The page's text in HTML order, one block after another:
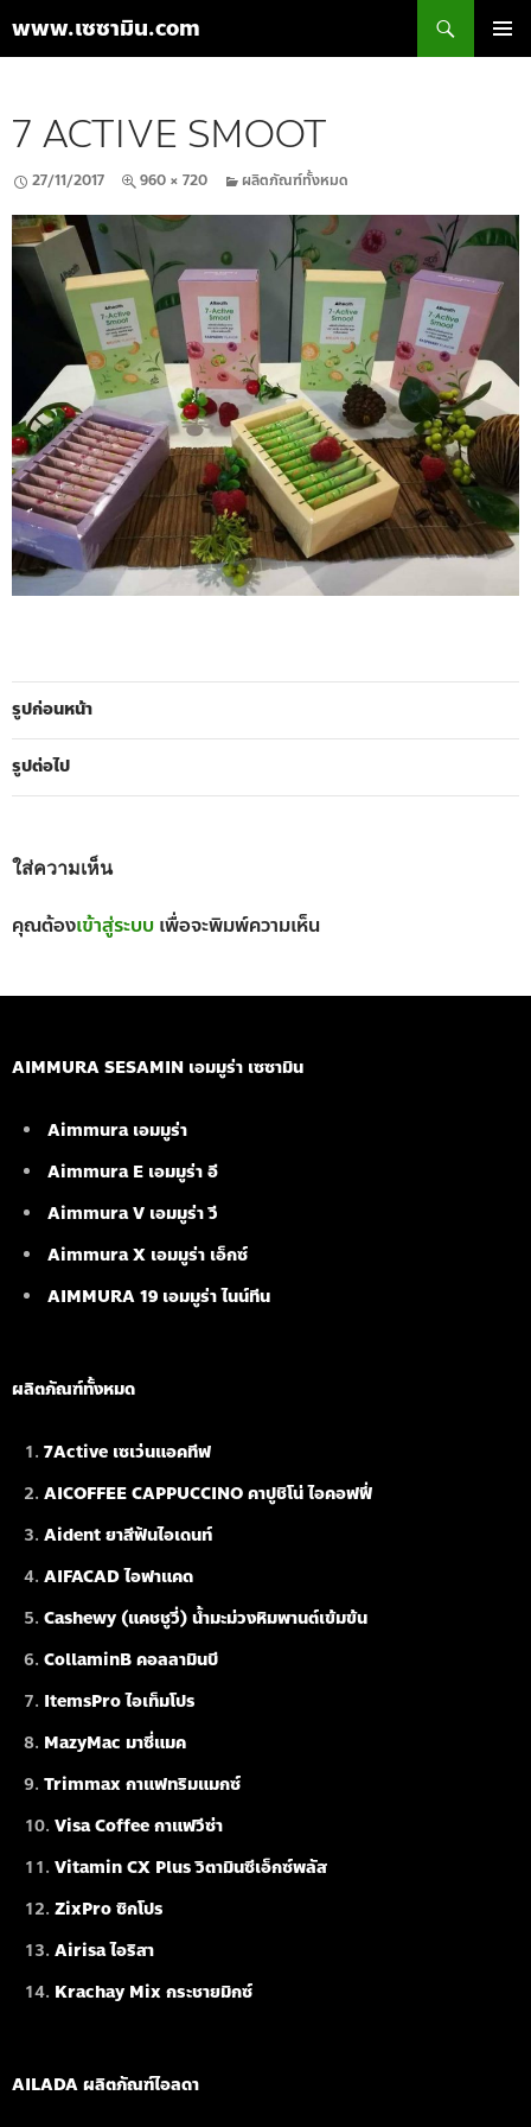
www.เซซามิน.com
เนื้อหา
7 ACTIVE SMOOT
27/11/2017 960 × 720 ผลิตภัณฑ์ทั้งหมด
รูปก่อนหน้า
รูปต่อไป
ใส่ความเห็น
คุณต้องเข้าสู่ระบบ เพื่อจะพิมพ์ความเห็น
AIMMURA SESAMIN เอมมูร่า เซซามิน
Aimmura เอมมูร่า
Aimmura E เอมมูร่า อี
Aimmura V เอมมูร่า วี
Aimmura X เอมมูร่า เอ็กซ์
AIMMURA 19 เอมมูร่า ไนน์ทีน
ผลิตภัณฑ์ทั้งหมด
7Active เซเว่นแอคทีฟ
AICOFFEE CAPPUCCINO คาปูชิโน่ ไอคอฟฟี่
Aident ยาสีฟันไอเดนท์
AIFACAD ไอฟาแคด
Cashewy (แคชชูวี่) น้ำมะม่วงหิมพานต์เข้มข้น
CollaminB คอลลามินบี
ItemsPro ไอเท็มโปร
MazyMac มาซี่แมค
Trimmax กาแฟทริมแมกซ์
Visa Coffee กาแฟวีซ่า
Vitamin CX Plus วิตามินซีเอ็กซ์พลัส
ZixPro ซิกโปร
Airisa ไอริสา
Krachay Mix กระชายมิกซ์
AILADA ผลิตภัณฑ์ไอลดา